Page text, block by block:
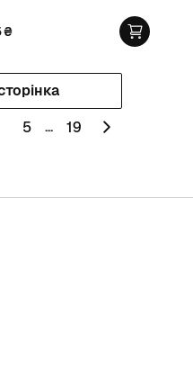
₴
5 ... 19